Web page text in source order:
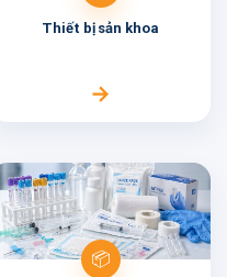
Thiết bịsản khoa
→
📦